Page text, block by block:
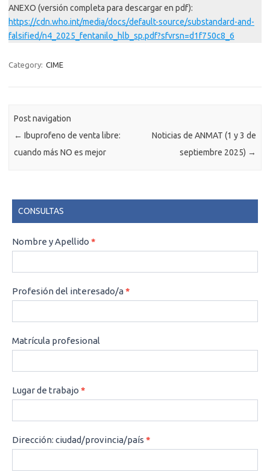
ANEXO (versión completa para descargar en pdf):
https://cdn.who.int/media/docs/default-source/substandard-and-
falsified/n4_2025_fentanilo_hlb_sp.pdf?sfvrsn=d1f750c8_6
Category: CIME
Post navigation
← Ibuprofeno de venta libre:
cuando más NO es mejor
Noticias de ANMAT (1 y 3 de
septiembre 2025) →
CONSULTAS
CONSULTAS
Nombre y Apellido *
Profesión del interesado/a*
Matrícula profesional
Lugar de trabajo *
Dirección: ciudad/provincia/país *